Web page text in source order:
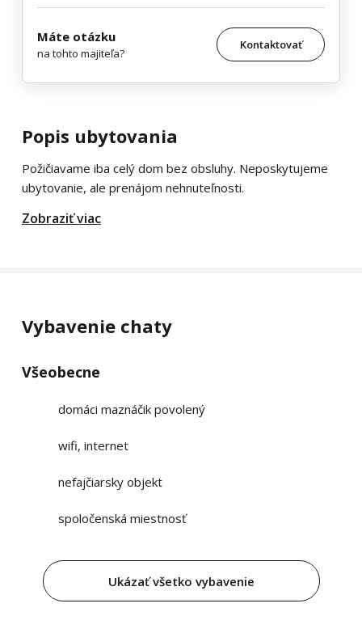
Máte otázku
na tohto majiteľa?
Kontaktovať
Popis ubytovania
Požičiavame iba celý dom bez obsluhy. Neposkytujeme
ubytovanie, ale prenájom nehnuteľnosti.
Zobraziť viac
Vybavenie chaty
Všeobecne
domáci maznáčik povolený
wifi, internet
nefajčiarsky objekt
spoločenská miestnosť
Ukázať všetko vybavenie